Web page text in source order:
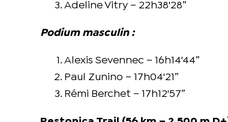
Adeline Vitry – 22h38'28”
Podium masculin :
Alexis Sevennec – 16h14'44”
Paul Zunino – 17h04'21”
Rémi Berchet – 17h12'57”